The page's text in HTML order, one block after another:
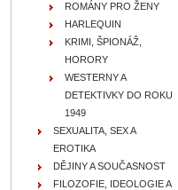
ROMÁNY PRO ŽENY
HARLEQUIN
KRIMI, ŠPIONÁŽ,
HORORY
WESTERNY A
DETEKTIVKY DO ROKU
1949
SEXUALITA, SEX A
EROTIKA
DĚJINY A SOUČASNOST
FILOZOFIE, IDEOLOGIE A